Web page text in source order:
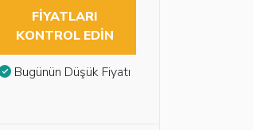
FIYATLARI
KONTROL EDIN
Bugünün Düşük Fiyatı